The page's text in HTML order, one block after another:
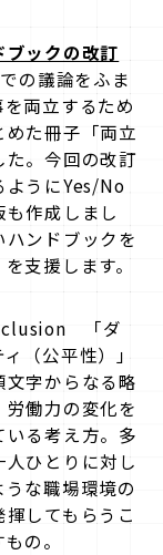
ックの改訂
の議論をふま
両立するため
た冊子「両立
。今回の改訂
ようにYes/No
作成しまし
ンドブックを
支援します。
「ダ
（公平性）」
文字からなる略
働力の変化を
る考え方。多
ひとりに対し
な職場環境の
してもらうこ
の。